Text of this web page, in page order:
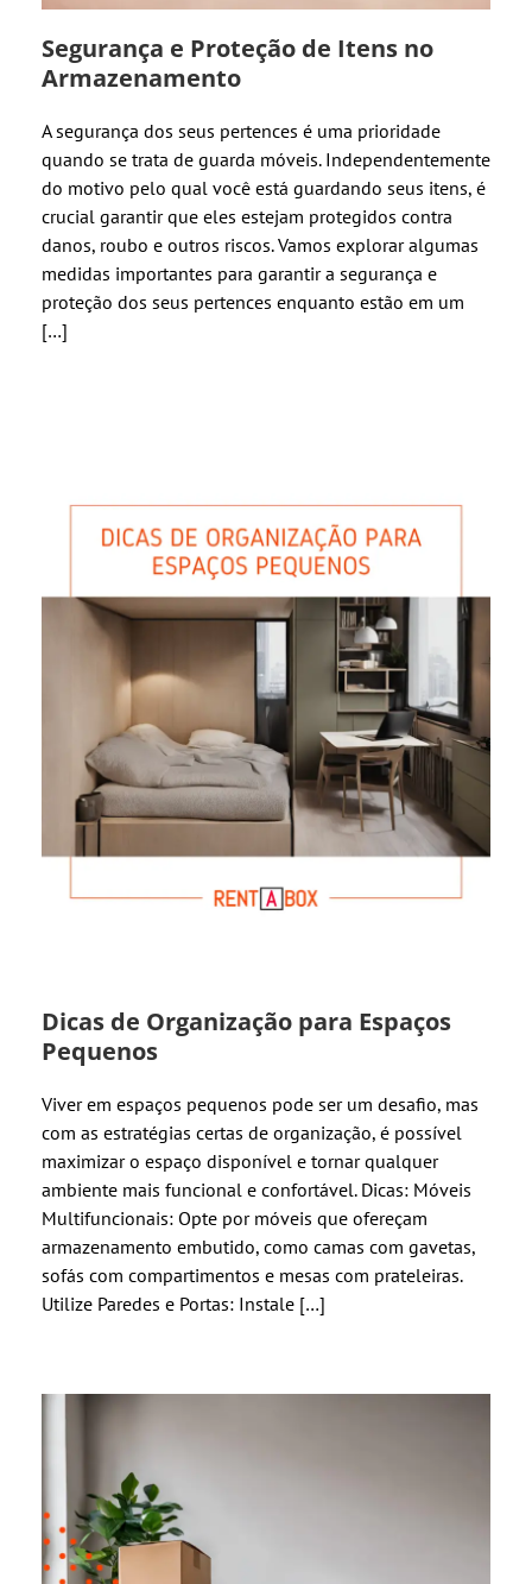
Segurança e Proteção de Itens no
Armazenamento
A segurança dos seus pertences é uma prioridade
quando se trata de guarda móveis. Independentemente
do motivo pelo qual você está guardando seus itens, é
crucial garantir que eles estejam protegidos contra
danos, roubo e outros riscos. Vamos explorar algumas
medidas importantes para garantir a segurança e
proteção dos seus pertences enquanto estão em um
[…]
Dicas de Organização para Espaços
Pequenos
Viver em espaços pequenos pode ser um desafio, mas
com as estratégias certas de organização, é possível
maximizar o espaço disponível e tornar qualquer
ambiente mais funcional e confortável. Dicas: Móveis
Multifuncionais: Opte por móveis que ofereçam
armazenamento embutido, como camas com gavetas,
sofás com compartimentos e mesas com prateleiras.
Utilize Paredes e Portas: Instale […]